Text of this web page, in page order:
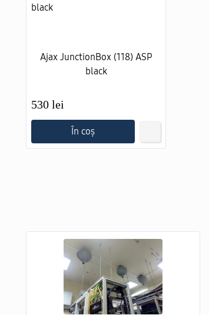
Ajax JunctionBox (118) ASP
black
530 lei
În coș